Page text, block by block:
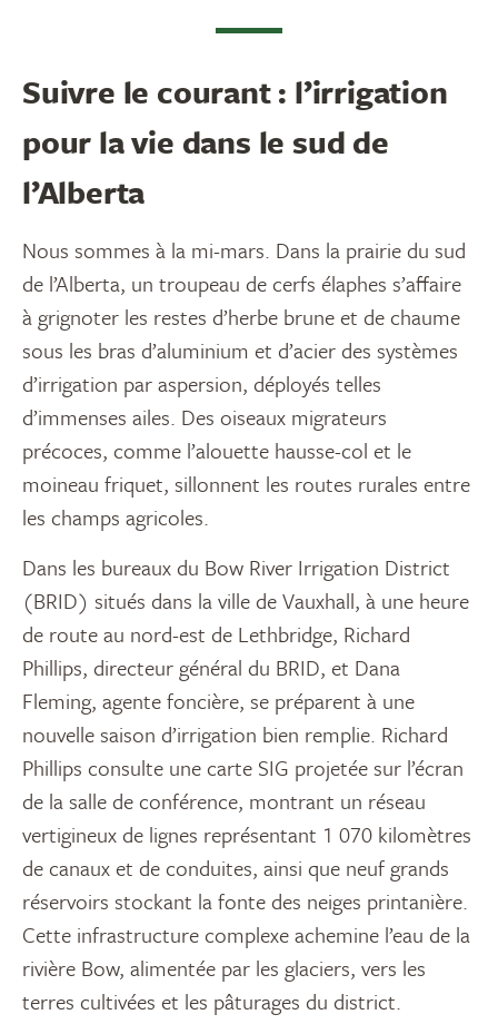
Suivre le courant : l’irrigation
pour la vie dans le sud de
l’Alberta
Nous sommes à la mi-mars. Dans la prairie du sud
de l’Alberta, un troupeau de cerfs élaphes s’affaire
à grignoter les restes d’herbe brune et de chaume
sous les bras d’aluminium et d’acier des systèmes
d’irrigation par aspersion, déployés telles
d’immenses ailes. Des oiseaux migrateurs
précoces, comme l’alouette hausse-col et le
moineau friquet, sillonnent les routes rurales entre
les champs agricoles.
Dans les bureaux du Bow River Irrigation District
(BRID) situés dans la ville de Vauxhall, à une heure
de route au nord-est de Lethbridge, Richard
Phillips, directeur général du BRID, et Dana
Fleming, agente foncière, se préparent à une
nouvelle saison d’irrigation bien remplie. Richard
Phillips consulte une carte SIG projetée sur l’écran
de la salle de conférence, montrant un réseau
vertigineux de lignes représentant 1 070 kilomètres
de canaux et de conduites, ainsi que neuf grands
réservoirs stockant la fonte des neiges printanière.
Cette infrastructure complexe achemine l’eau de la
rivière Bow, alimentée par les glaciers, vers les
terres cultivées et les pâturages du district.